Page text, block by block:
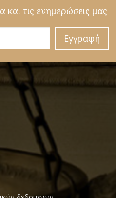
και τις ενημερώσεις μας
Εγγραφή